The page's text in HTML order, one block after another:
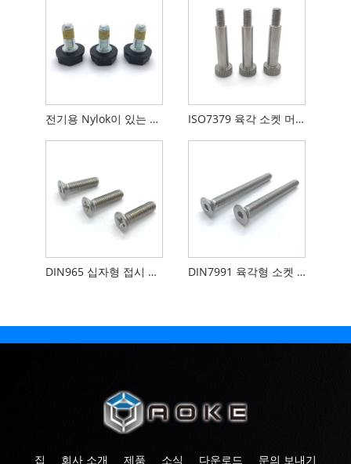
전기용 Nylok이 있는 Abs 헤드 육각 플랜지 나사 ISO7379 육각 소켓 머리 어깨 나사
DIN965 십자형 접시 머리 나사 DIN7991 육각형 소켓 접시 머리 캡 나사
집 회사 소개 제품 소식 다운로드 문의 보내기